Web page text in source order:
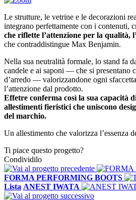
Le strutture, le vetrine e le decorazioni
integrano perfettamente con i contenuti,
che riflette l’attenzione per la qualità,
che contraddistingue Max Benjamin.
Nella sua neutralità formale, lo stand fa
candele e ai saponi — che si presentano
d’arredo — valorizzandone ogni
l’attenzione dal prodotto.
Effetre conferma così la sua capacità
allestimenti fieristici che uniscono
del marchio.
Un allestimento che valorizza l’essenza
Ti piace questo progetto?
Condividilo
FORMA PERFORMING BOOTS
Lista ANEST IWATA